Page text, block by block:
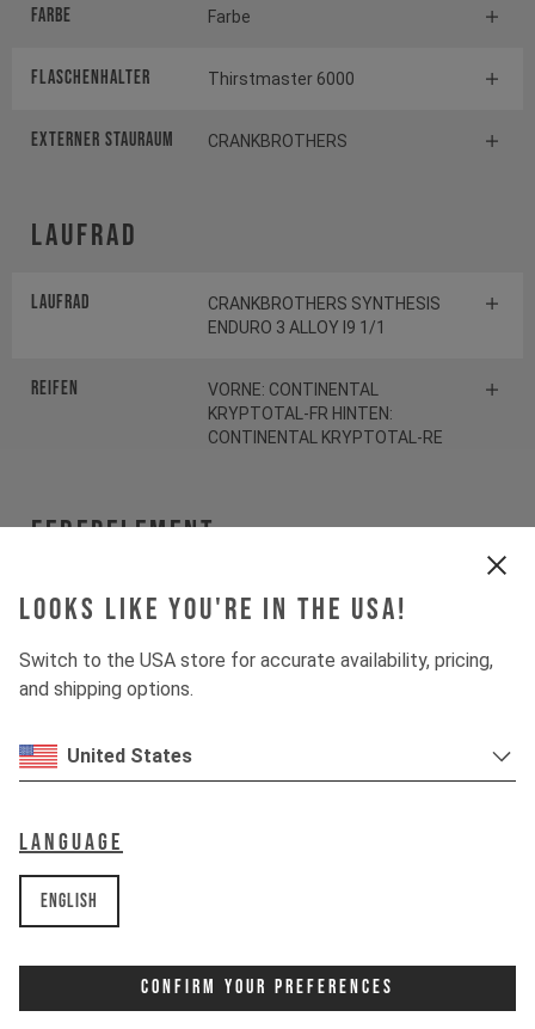
Looks like you're in the USA!
Switch to the USA store for accurate availability, pricing,
and shipping options.
United States
Language
English
Confirm Your Preferences
Farbe Farbe
FLASCHENHALTER Thirstmaster 6000
EXTERNER STAURAUM CRANKBROTHERS
Laufrad
Laufrad
CRANKBROTHERS SYNTHESIS
ENDURO 3 ALLOY I9 1/1
Reifen
VORNE: CONTINENTAL
KRYPTOTAL-FR HINTEN:
CONTINENTAL KRYPTOTAL-RE
Federelement
Gabel FOX 38 FLOAT FACTORY
Dämpfer FOX DHX2 FACTORY
Schaltwerk SRAM GX Eagle Transmission